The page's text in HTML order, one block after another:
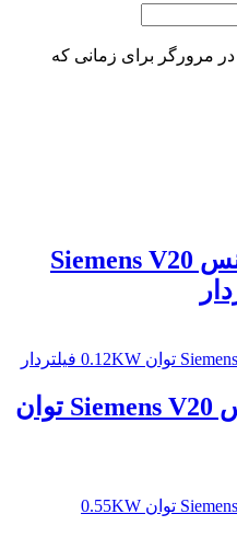
مرورگر برای زمانی که
اینورتر سه فاز زیمنس Siemens V20
اینورتر تکفاز زیمنس Siemens V20 توان